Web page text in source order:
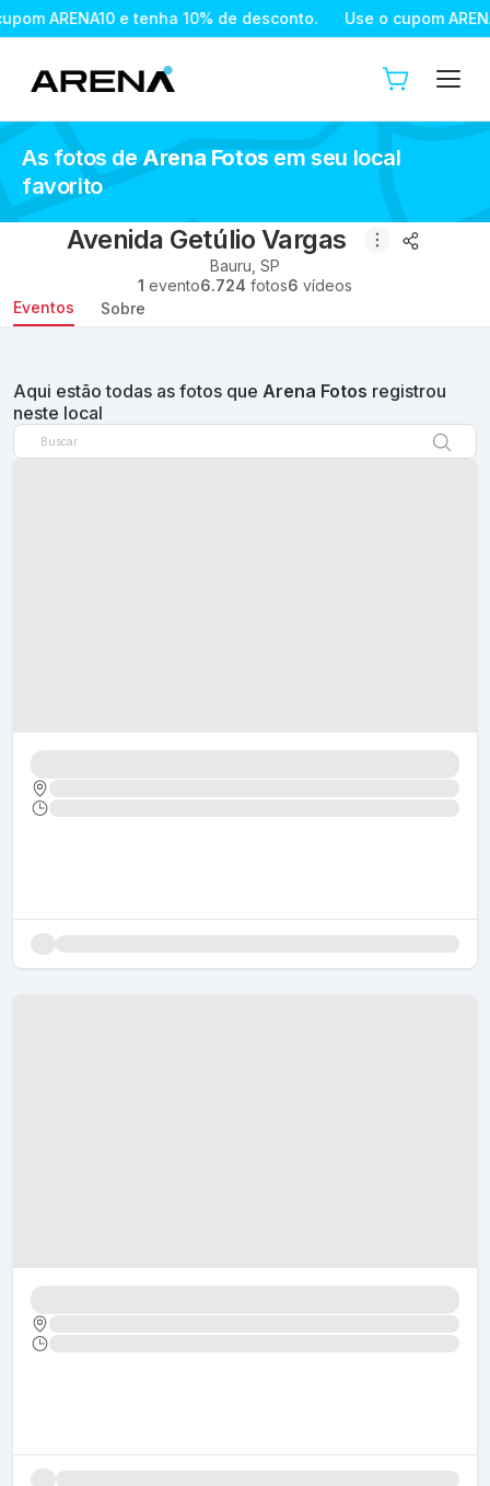
e tenha 10% de desconto. Use o cupom ARENA10
As fotos de Arena Fotos em seu local
favorito
Avenida Getúlio Vargas
Bauru SP
1 evento6.724 fotos6 vídeos
Eventos
Sobre
Aqui estão todas as fotos que Arena Fotos registrou
neste local